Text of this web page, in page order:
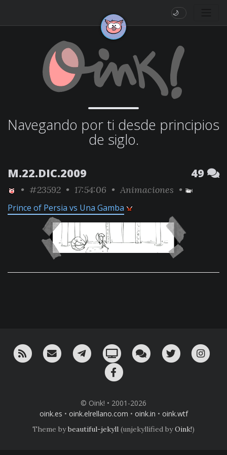
🌙
Navegando por ti desde principios
de siglo.
M.22.DIC.2009 49
• #23592 • 17:54:06 • Animaciones •
Prince of Persia vs Una Gamba
RSS ¡Mándame un email!¡Nuestro canal en Telegram!
Oink! TV Charla con nosotros
Twitter
© Oink! • 2001-2026
oink.es • oink.elrellano.com • oink.in • oink.wtf
Theme bybeautiful-jekyll (unjekyllified byOink!)